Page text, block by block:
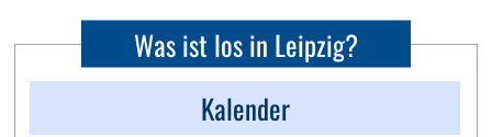
Was ist los in Leipzig?
Kalender